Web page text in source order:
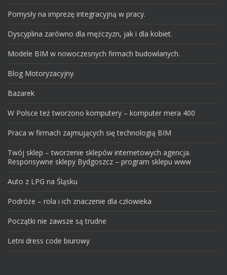
Pomysły na imprezę integracyjną w pracy.
Dyscyplina zarówno dla mężczyzn, jak i dla kobiet.
Modele BIM w nowoczesnych firmach budowlanych.
Blog Motoryzacyjny.
Bazarek
W Polsce też tworzono komputery – komputer mera 400
Praca w firmach zajmujących się technologią BIM
Twój sklep – tworzenie sklepów internetowych agencja.
Responsywne sklepy Bydgoszcz – program sklepu www
Auto z LPG na Śląsku
Podróże – rola i ich znaczenie dla człowieka
Początki nie zawsze są trudne
Letni dress code biurowy